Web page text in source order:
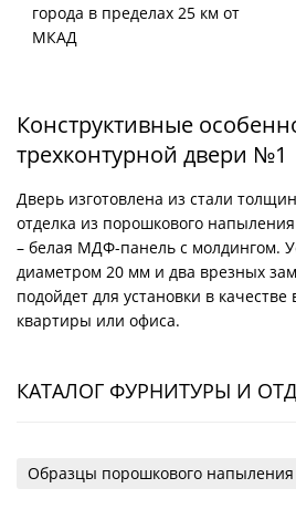
города в пределах 25 км от
МКАД
Конструктивные
трехконтурной двери №1
Дверь изготовлена из стали
отделка из порошкового
– белая МДФ-панель с молдингом.
диаметром 20 мм и два врезных
подойдет для установки в
квартиры или офиса.
КАТАЛОГ ФУРНИТУРЫ И
Образцы порошкового напыления